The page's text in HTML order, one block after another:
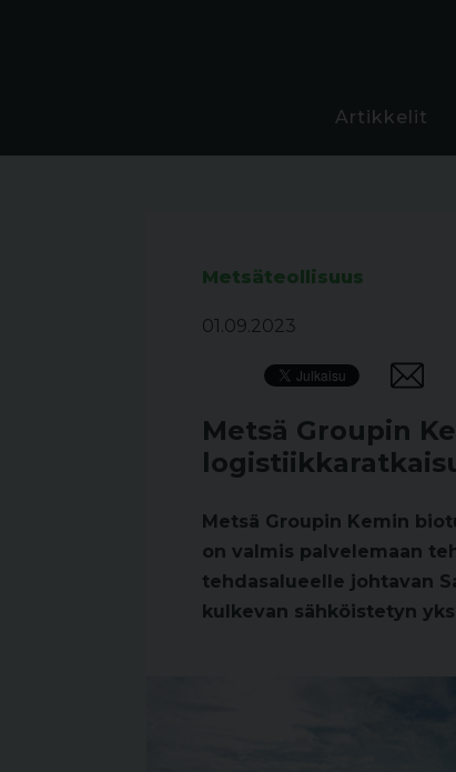
Artikkelit
Metsäteollisuus
01.09.2023
Metsä Groupin
Metsä Groupin Kemin
on valmis palvelemaan
tehdasalueelle johtavan
kulkevan sähköistetyn